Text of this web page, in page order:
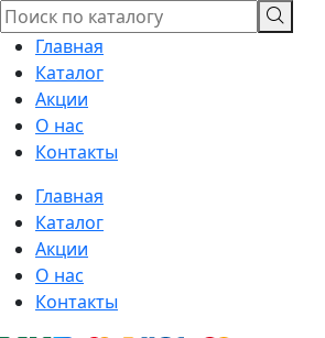
Главная
Каталог
Акции
О нас
Контакты
Главная
Каталог
Акции
О нас
Контакты